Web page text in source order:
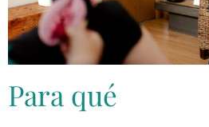
Para qué